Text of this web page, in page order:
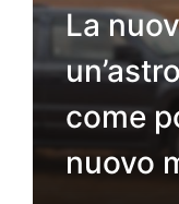
La
come
nuovo